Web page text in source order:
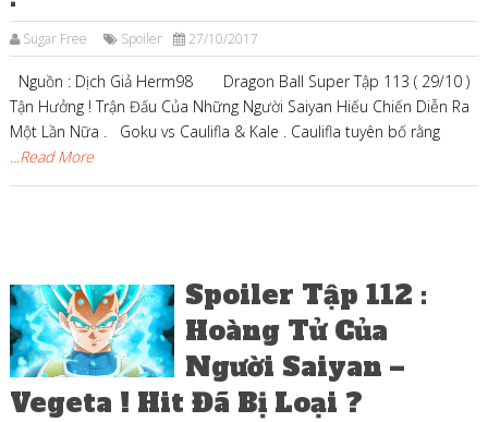
Sugar Free Spoiler 27/10/2017
Nguồn : Dịch Giả Herm98 Dragon Ball Super Tập 113 ( 29/10 )
Tận Hưởng ! Trận Đấu Của Những Người Saiyan Hiếu Chiến Diễn Ra
Một Lần Nữa . Goku vs Caulifla & Kale . Caulifla tuyên bố rằng
...Read More
Spoiler Tập 112 :
Hoàng Tử Của
Người Saiyan –
Vegeta ! Hit Đã Bị Loại ?